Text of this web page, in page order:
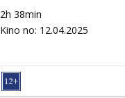
2h 38min
Kino no: 12.04.2025